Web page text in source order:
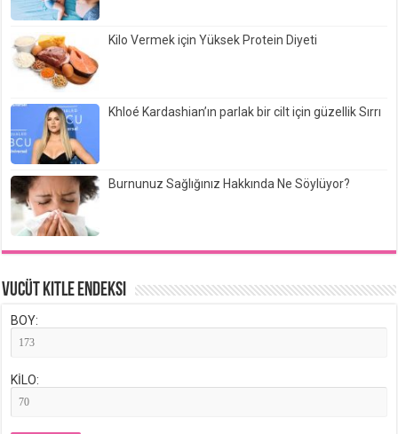
Kilo Vermek için Yüksek Protein Diyeti
Khloé Kardashian’ın parlak bir cilt için güzellik Sırrı
Burnunuz Sağlığınız Hakkında Ne Söylüyor?
Vucüt Kitle Endeksi
BOY:
KİLO: